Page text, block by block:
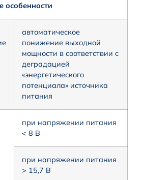
особенности
автоматическое
понижение выходной
мощности в соответствии с
деградацией
«энергетического
потенциала» источника
питания
при напряжении питания
< 8 В
при напряжении питания
> 15,7 В